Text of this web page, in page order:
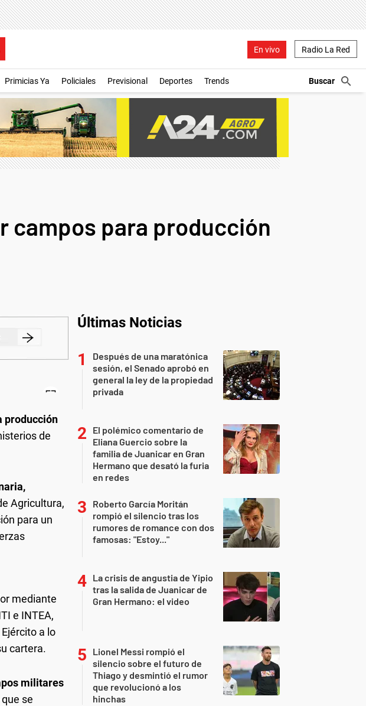
En vivo Radio La Red
Primicias Ya Policiales Previsional Deportes Trends
campos para producción
producción
de
Agricultura,
para un
mediante
e INTEA,
a lo
cartera.
militares
se
Últimas Noticias
Después de una maratónica
sesión, el Senado aprobó en
general la ley de la propiedad
privada
El polémico comentario de
Eliana Guercio sobre la
familia de Juanicar en Gran
Hermano que desató la furia
en redes
Roberto García Moritán
rompió el silencio tras los
rumores de romance con dos
famosas: "Estoy..."
La crisis de angustia de Yipio
tras la salida de Juanicar de
Gran Hermano: el video
Lionel Messi rompió el
silencio sobre el futuro de
Thiago y desmintió el rumor
que revolucionó a los
hinchas